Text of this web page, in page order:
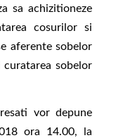
sa achizitioneze
cosurilor si
aferente sobelor
sobelor
vor depune
ora 14.00, la